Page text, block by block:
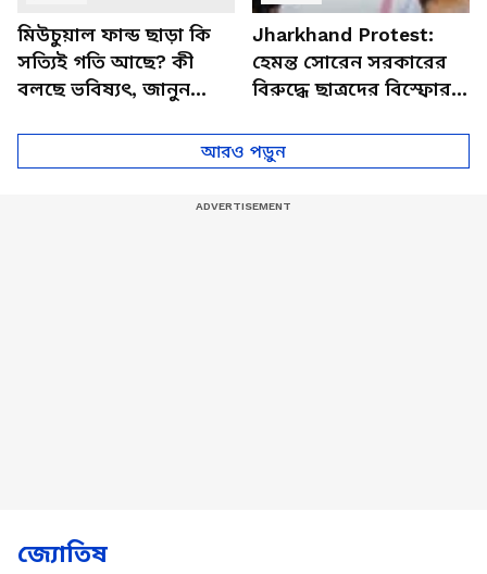
মিউচুয়াল ফান্ড ছাড়া কি
সত্যিই গতি আছে? কী
বলছে ভবিষ্যৎ, জানুন...
Jharkhand Protest:
হেমন্ত সোরেন সরকারের
বিরুদ্ধে ছাত্রদের বিস্ফোরক
মিসিং
আরও পড়ুন
জ্যোতিষ